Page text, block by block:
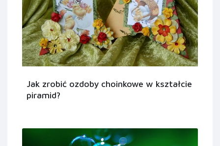
Jak zrobić ozdoby choinkowe w kształcie
piramid?